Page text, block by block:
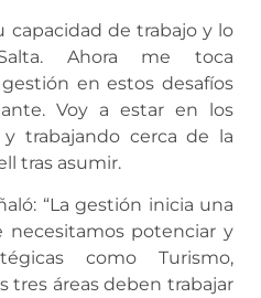
capacidad de trabajo y lo
Ahora me toca
en estos desafíos
Voy a estar en los
y trabajando cerca de la
tras asumir.
“La gestión inicia una
necesitamos potenciar y
como Turismo,
tres áreas deben trabajar